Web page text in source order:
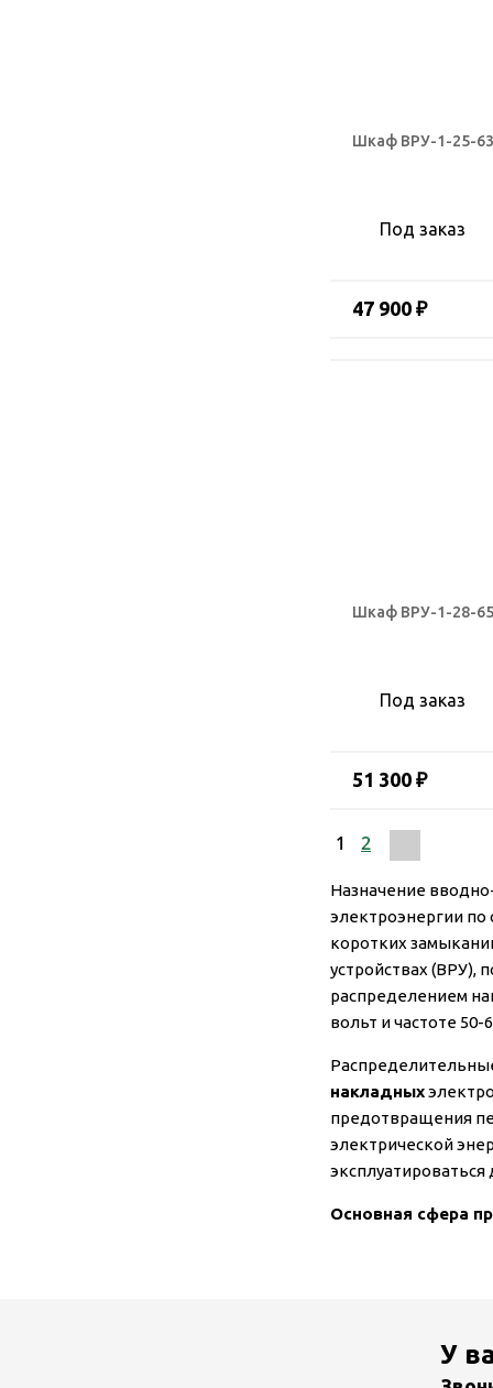
Шкаф ВРУ-1-25-
Под заказ
47 900 ₽
Шкаф ВРУ-1-28-
Под заказ
51 300 ₽
1 2
Назначение
электроэнергии по
коротких
устройствах (ВРУ),
распределением
вольт и частоте 50-
накладных
предотвращения
электрической
Основная сфера
У